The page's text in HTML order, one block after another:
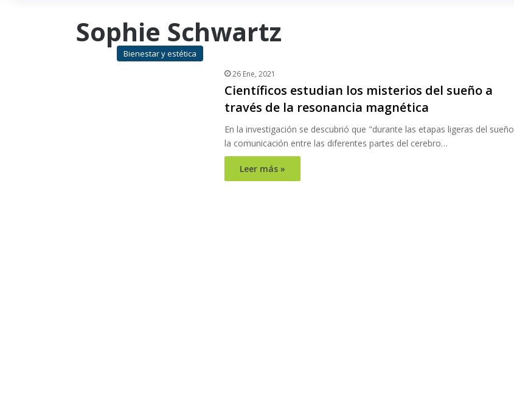
Sophie Schwartz
Bienestar y estética
26 Ene, 2021
Científicos estudian los misterios del sueño a
través de la resonancia magnética
En la investigación se descubrió que "durante las etapas ligeras del sueño
la comunicación entre las diferentes partes del cerebro…
Leer más »